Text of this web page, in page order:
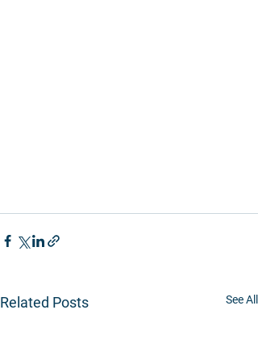
Related Posts See All